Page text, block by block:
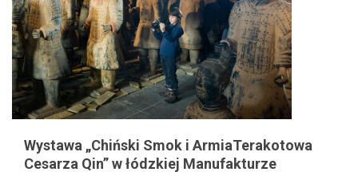
Wystawa „Chiński Smok i ArmiaTerakotowa
Cesarza Qin” w łódzkiej Manufakturze